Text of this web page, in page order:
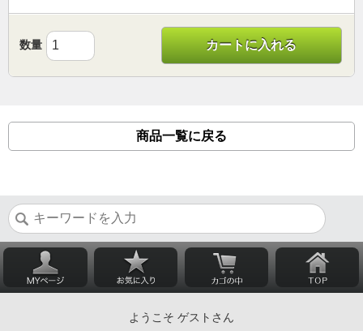
数量 カートに入れる
商品一覧に戻る
ようこそ ゲストさん